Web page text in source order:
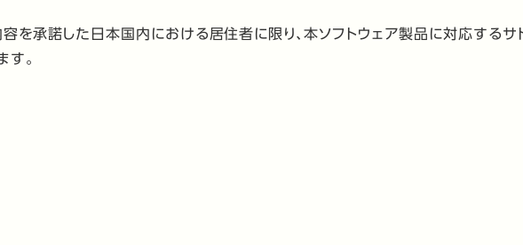
を承諾した日本国内における居住者に限り、本ソフトウェア製品に対応する
す。